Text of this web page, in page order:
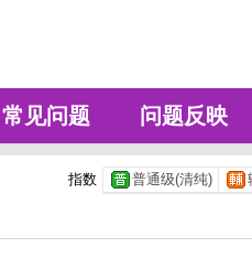
常见问题 问题反映
指数 普通级(清纯)